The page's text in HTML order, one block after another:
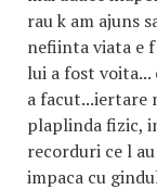
rau k am ajuns
nefiinta viata e
lui a fost
a facut...iertare
plaplinda fizic,
recorduri ce l
impaca cu